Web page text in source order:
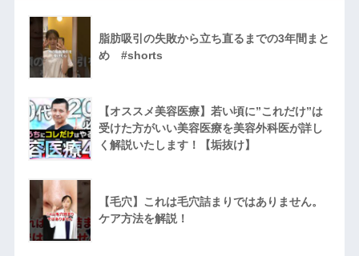
脂肪吸引の失敗から立ち直るまでの3年間まと
め #shorts
【オススメ美容医療】若い頃に”これだけ”は
受けた方がいい美容医療を美容外科医が詳し
く解説いたします！【垢抜け】
【毛穴】これは毛穴詰まりではありません。
ケア方法を解説！